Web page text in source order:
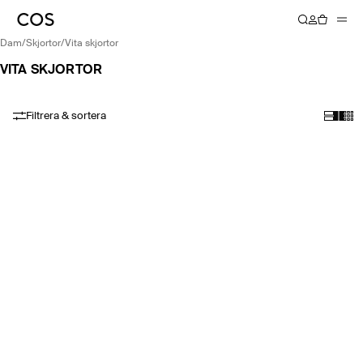
dam/ skjortor/ vita skjortor
VITA SKJORTOR
Filtrera & sortera